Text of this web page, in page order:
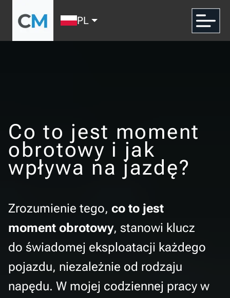
PL
Co to jest moment
obrotowy i jak
wpływa na jazdę?
Zrozumienie tego, co to jest
moment obrotowy, stanowi klucz
do świadomej eksploatacji każdego
pojazdu, niezależnie od rodzaju
napędu. W mojej codziennej pracy w